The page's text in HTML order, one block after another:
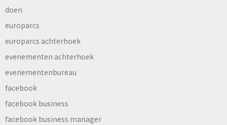
doen
europarcs
europarcs achterhoek
evenementen achterhoek
evenementenbureau
facebook
facebook business
facebook business manager